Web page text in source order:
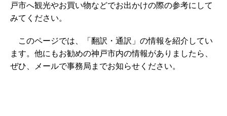
戸市へ観光やお買い物などでお出かけの際の参考にして
みてください。
このページでは、「翻訳・通訳」の情報を紹介してい
ます。他にもお勧めの神戸市内の情報がありましたら、
ぜひ、メールで事務局までお知らせください。